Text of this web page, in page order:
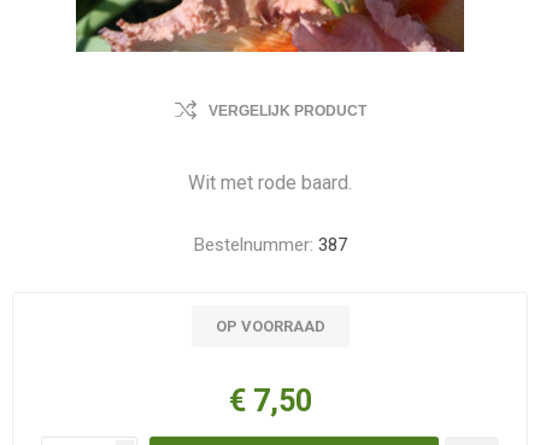
VERGELIJK PRODUCT
Wit met rode baard.
Bestelnummer: 387
OP VOORRAAD
€ 7,50